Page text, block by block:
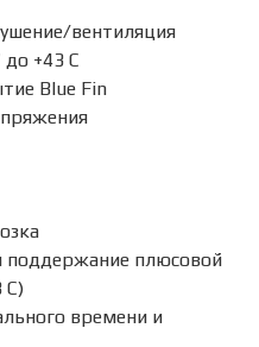
вентиляция
до +43 С
Blue Fin
плюсовой
С)
времени и